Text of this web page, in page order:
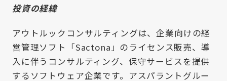
投資の経緯
アウトルックコンサルティングは、企業向けの経
営管理ソフト「Sactona」のライセンス販売、導
入に伴うコンサルティング、保守サービスを提供
するソフトウェア企業です。アスパラントグルー